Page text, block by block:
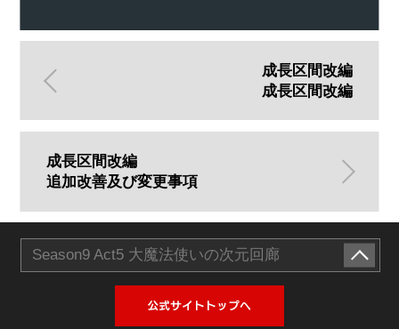
成長区間改編
成長区間改編
成長区間改編
追加改善及び変更事項
Season9 Act5 大魔法使いの次元回廊